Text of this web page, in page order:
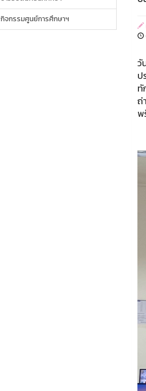
กิจกรรมศูนย์การศึกษาฯ
วั
ป
ทั
ถ่
พ